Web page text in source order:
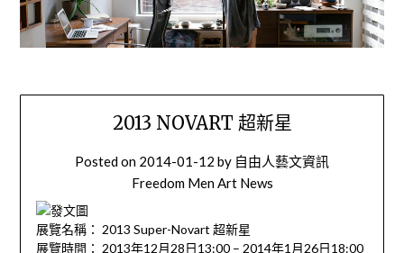
2013 NOVART 超新星
Posted on 2014-01-12 by 自由人藝文資訊
Freedom Men Art News
展覽名稱： 2013 Super-Novart 超新星
展覽時間： 2013年12月28日13:00 – 2014年1月26日18:00